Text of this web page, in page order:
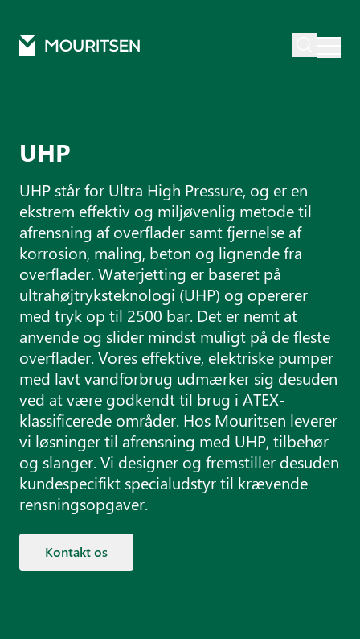
Afrensning
UHP
UHP står for Ultra High Pressure, og er en
ekstrem effektiv og miljøvenlig metode til
afrensning af overflader samt fjernelse af
korrosion, maling, beton og lignende fra
overflader. Waterjetting er baseret på
ultrahøjtryksteknologi (UHP) og opererer
med tryk op til 2500 bar. Det er nemt at
anvende og slider mindst muligt på de fleste
overflader. Vores effektive, elektriske pumper
med lavt vandforbrug udmærker sig desuden
ved at være godkendt til brug i ATEX-
klassificerede områder. Hos Mouritsen leverer
vi løsninger til afrensning med UHP, tilbehør
og slanger. Vi designer og fremstiller desuden
kundespecifikt specialudstyr til krævende
rensningsopgaver.
Kontakt os